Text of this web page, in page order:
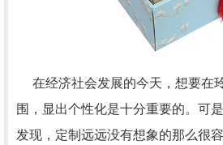
在经济社会发展的今天，想要在
围，显出个性化是十分重要的。可
发现，定制远远没有想象的那么很